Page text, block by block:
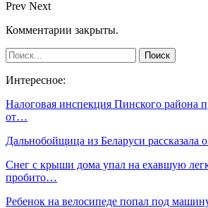
Prev Next
Комментарии закрыты.
Интересное:
Налоговая инспекция Пинского района
от…
Дальнобойщица из Беларуси рассказала
Снег с крыши дома упал на ехавшую
пробито…
Ребенок на велосипеде попал под